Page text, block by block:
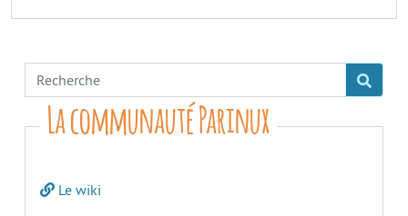
La communauté Parinux
Le wiki